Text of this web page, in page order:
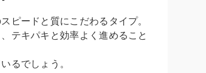
ピードと質にこだわるタイプ。
テキパキと効率よく進めること
るでしょう。